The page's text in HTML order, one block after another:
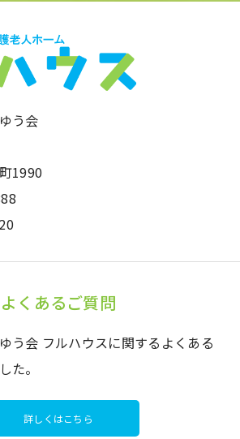
う会
1990
よくあるご質問
う会 フルハウスに関するよくある
た。
詳しくはこちら